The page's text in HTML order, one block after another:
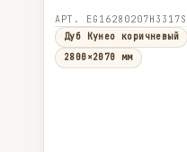
АРТ.
Дуб Кунео коричневый
2800×2070 мм